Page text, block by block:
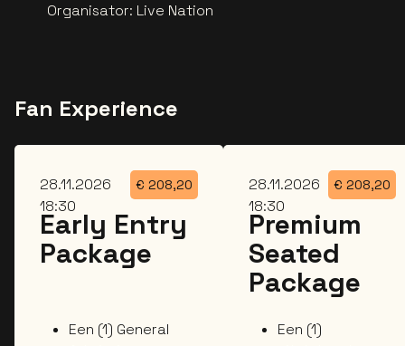
Organisator: Live Nation
Fan Experience
28.11.2026
18:30
€ 208,20
Early Entry
Package
Een (1) General
28.11.2026
18:30
€ 208,20
Premium
Seated
Package
Een (1)